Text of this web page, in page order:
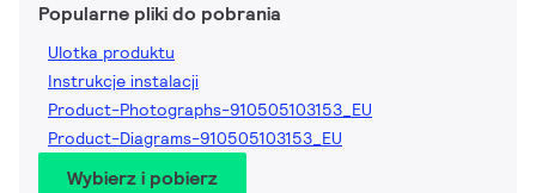
Popularne pliki do pobrania
Ulotka produktu
Instrukcje instalacji
Product-Photographs-910505103153_EU
Product-Diagrams-910505103153_EU
Wybierz i pobierz